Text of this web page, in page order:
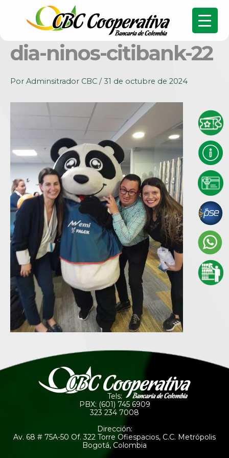
dia-ninos-citibank-22
Por Adminsitrador CBC /31 de octubre de 2024
Tels:
PBX: (601) 745 6909
323 234 7008
Dirección:
Av. 68 # 75A-50 Of. 322 Torre Ofiespacios, C.C. Metrópolis
Bogotá, Colombia